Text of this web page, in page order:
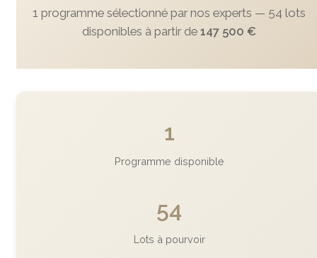
1 programme sélectionné par nos experts — 54 lots
disponibles à partir de 147 500 €
1
Programme disponible
54
Lots à pourvoir